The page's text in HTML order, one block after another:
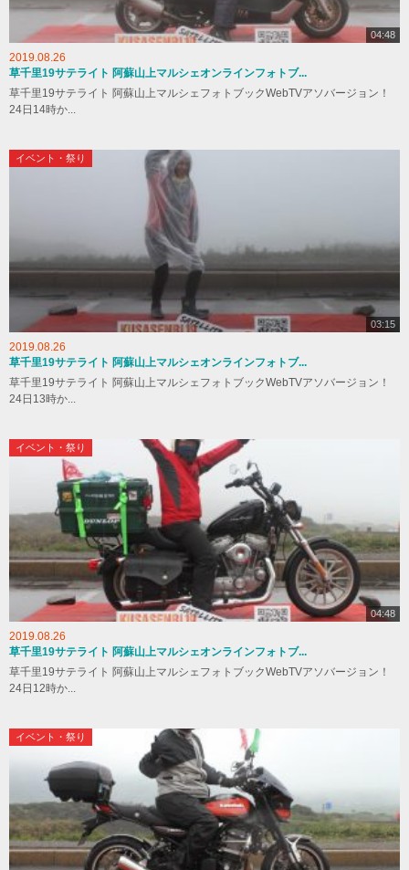
04:48
2019.08.26
草千里19サテライト 阿蘇山上マルシェオンラインフォトブ...
草千里19サテライト 阿蘇山上マルシェフォトブックWebTVアソバージョン！
24日14時か...
イベント・祭り
03:15
2019.08.26
草千里19サテライト 阿蘇山上マルシェオンラインフォトブ...
草千里19サテライト 阿蘇山上マルシェフォトブックWebTVアソバージョン！
24日13時か...
イベント・祭り
04:48
2019.08.26
草千里19サテライト 阿蘇山上マルシェオンラインフォトブ...
草千里19サテライト 阿蘇山上マルシェフォトブックWebTVアソバージョン！
24日12時か...
イベント・祭り